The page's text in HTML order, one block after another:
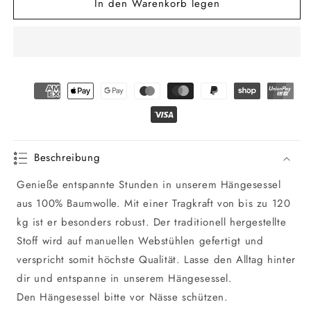
Hängesessel
für
Hängesessel
In den Warenkorb legen
Beschreibung
Genieße entspannte Stunden in unserem Hängesessel
aus 100% Baumwolle. Mit einer Tragkraft von bis zu 120
kg ist er besonders robust. Der traditionell hergestellte
Stoff wird auf manuellen Webstühlen gefertigt und
verspricht somit höchste Qualität. Lasse den Alltag hinter
dir und entspanne in unserem Hängesessel.
Den Hängesessel bitte vor Nässe schützen.